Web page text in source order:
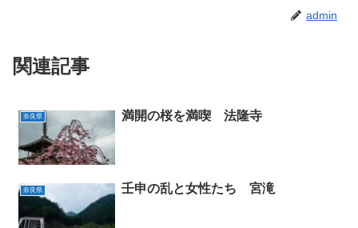
admin
関連記事
奈良県 満開の桜を満喫 法隆寺
奈良県 壬申の乱と女性たち 宮滝